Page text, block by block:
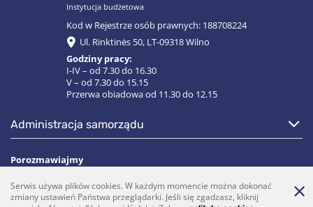
Instytucja budżetowa
Kod w Rejestrze osób prawnych: 188708224
Ul. Rinktinės 50, LT-09318 Wilno
Godziny pracy:
I-IV – od 7.30 do 16.30
V – od 7.30 do 15.15
Przerwa obiadowa od 11.30 do 12.15
administracja samorządu
Porozmawiajmy
(0 5)  275 1990 vrsa@vrsa.lt
Serwis używa plików cookies. W każdym momencie można dokonać
zmiany ustawień Państwa przeglądarki. Jeśli się zgadzasz, kliknij